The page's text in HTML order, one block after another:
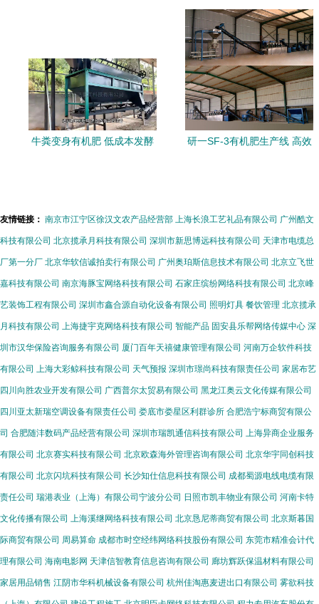
业转型升级
牛粪变身有机肥 低成本发酵
研一SF-3有机肥生产线 高效
友情链接： 南京市江宁区徐汉文农产品经营部 上海长浪工艺礼品有限公司 广州酷文
科技有限公司 北京揽承月科技有限公司 深圳市新思博远科技有限公司 天津市电缆总
厂第一分厂 北京华软信诚拍卖行有限公司 广州奥珀斯信息技术有限公司 北京立飞世
嘉科技有限公司 南京海豚宝网络科技有限公司 石家庄缤纷网络科技有限公司 北京峰
艺装饰工程有限公司 深圳市鑫合源自动化设备有限公司 照明灯具 餐饮管理 北京揽承
月科技有限公司 上海捷宇克网络科技有限公司 智能产品 固安县乐帮网络传媒中心 深
圳市汉华保险咨询服务有限公司 厦门百年天禧健康管理有限公司 河南万企软件科技
有限公司 上海大彩鲸科技有限公司 天气预报 深圳市璟尚科技有限责任公司 家居布艺
四川向胜农业开发有限公司 广西普尔太贸易有限公司 黑龙江奥云文化传媒有限公司
四川亚太新瑞空调设备有限责任公司 娄底市娄星区利群诊所 合肥浩宁标商贸有限公
司 合肥随沣数码产品经营有限公司 深圳市瑞凯通信科技有限公司 上海异商企业服务
有限公司 北京赛实科技有限公司 北京欧森海外管理咨询有限公司 北京华宇同创科技
有限公司 北京闪坑科技有限公司 长沙知仕信息科技有限公司 成都蜀源电线电缆有限
责任公司 瑞港表业（上海）有限公司宁波分公司 日照市凯丰物业有限公司 河南卡特
文化传播有限公司 上海溪继网络科技有限公司 北京恳尼蒂商贸有限公司 北京斯暮国
际商贸有限公司 周易算命 成都市时空经纬网络科技股份有限公司 东莞市精准会计代
理有限公司 海南电影网 天津信智教育信息咨询有限公司 廊坊辉跃保温材料有限公司
家居用品销售 江阴市华科机械设备有限公司 杭州佳淘惠麦进出口有限公司 雾欲科技